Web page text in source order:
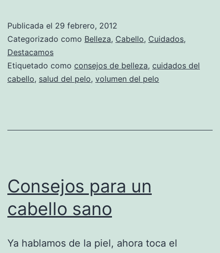
Publicada el 29 febrero, 2012
Categorizado como Belleza, Cabello, Cuidados,
Destacamos
Etiquetado como consejos de belleza, cuidados del
cabello, salud del pelo, volumen del pelo
Consejos para un
cabello sano
Ya hablamos de la piel, ahora toca el